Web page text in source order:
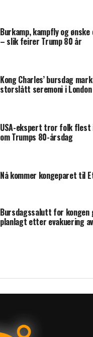
Burkamp, kampfly og
– slik feirer Trump 80 år
Kong Charles’ bursdag
storslått seremoni i London
USA-ekspert tror folk flest
om Trumps 80-årsdag
Nå kommer kongeparet til
Bursdagssalutt for kongen
planlagt etter evakuering